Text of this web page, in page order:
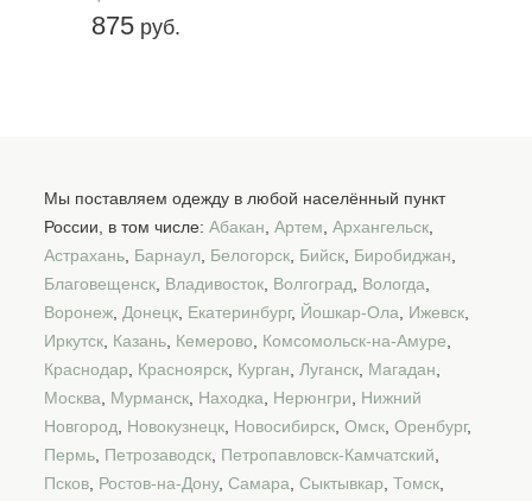
875 руб.
Мы поставляем одежду в любой населённый пункт
России, в том числе: Абакан, Артем, Архангельск,
Астрахань, Барнаул, Белогорск, Бийск, Биробиджан,
Благовещенск, Владивосток, Волгоград, Вологда,
Воронеж, Донецк, Екатеринбург, Йошкар-Ола, Ижевск,
Иркутск, Казань, Кемерово, Комсомольск-на-Амуре,
Краснодар, Красноярск, Курган, Луганск, Магадан,
Москва, Мурманск, Находка, Нерюнгри, Нижний
Новгород, Новокузнецк, Новосибирск, Омск, Оренбург,
Пермь, Петрозаводск, Петропавловск-Камчатский,
Псков, Ростов-на-Дону, Самара, Сыктывкар, Томск,